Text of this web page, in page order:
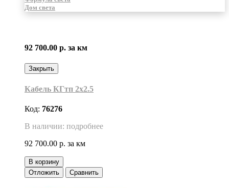
Дом света
92 700.00 р. за км
Закрыть
Кабель КГтп 2х2.5
Код: 76276
В наличии: подробнее
92 700.00 р. за км
В корзину
Отложить
Сравнить